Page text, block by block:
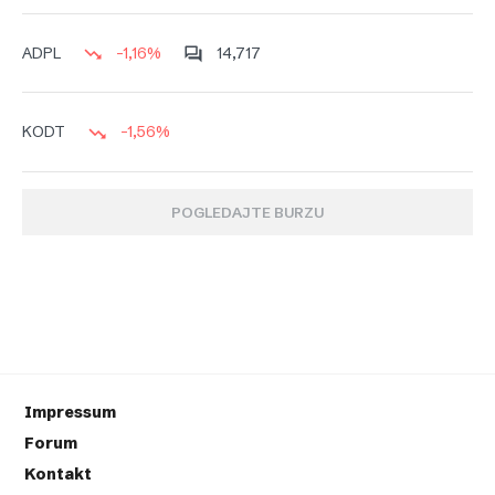
ADPL -1,16% 14,717
KODT -1,56%
POGLEDAJTE BURZU
Impressum
Forum
Kontakt